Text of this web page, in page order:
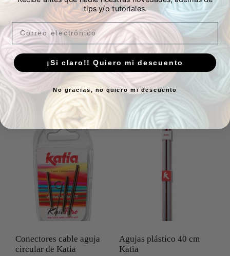
Agujas de punto
infantiles
2,60€ IVA Incluído
6 en stock
Añadir al carrito
Imperdible guardapuntos
de aluminio 11 cm
2,40€ IVA Incluído
23 en stock
Añadir al carrito
Conectores cable aguja
circular de Katia
Agujas plástico 40 cm
Katia
tips y/o tutoriales.
Email
¡Si claro!! Quiero mi descuento
No gracias, no quiero mi descuento